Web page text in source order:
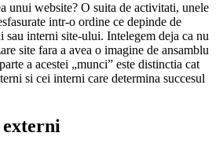
unui website? O suita de activitati, unele
intr-o ordine ce depinde de
sau interni site-ului. Intelegem deja ca nu
site fara a avea o imagine de ansamblu
a acestei „munci” este distinctia cat
si cei interni care determina succesul